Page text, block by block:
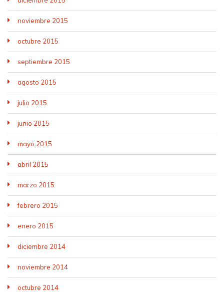
noviembre 2015
octubre 2015
septiembre 2015
agosto 2015
julio 2015
junio 2015
mayo 2015
abril 2015
marzo 2015
febrero 2015
enero 2015
diciembre 2014
noviembre 2014
octubre 2014